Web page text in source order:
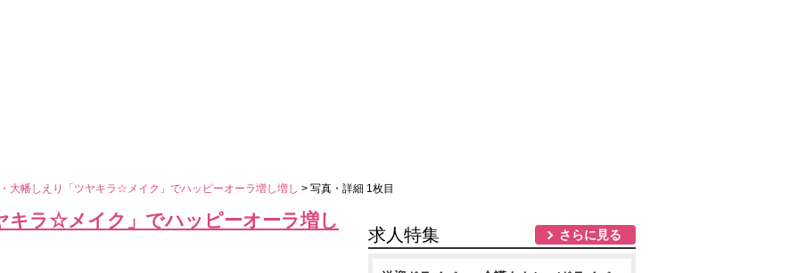
大幡しえり「ツヤキラ☆メイク」でハッピーオーラ増し増し > 写真・詳細 1枚目
キラ☆メイク」でハッピーオーラ増し
求人特集 さらに見る